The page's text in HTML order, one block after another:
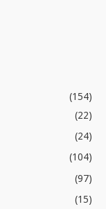
(154)
(22)
(24)
(104)
(97)
(15)